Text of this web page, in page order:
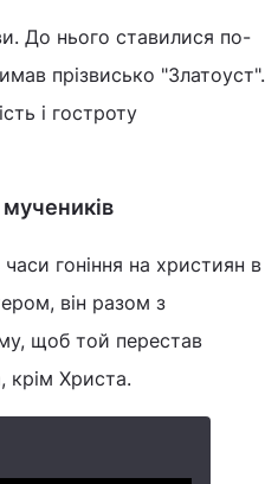
До нього ставилися по-
прізвисько "Златоуст".
і гостроту
гоніння на християн в
він разом з
щоб той перестав
крім Христа.